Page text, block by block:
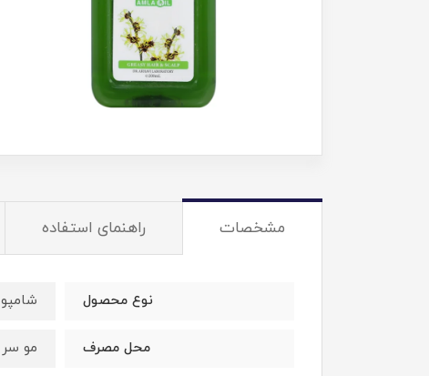
مشخصات راهنمای استفاده
نوع محصول شامپو
محل مصرف مو سر